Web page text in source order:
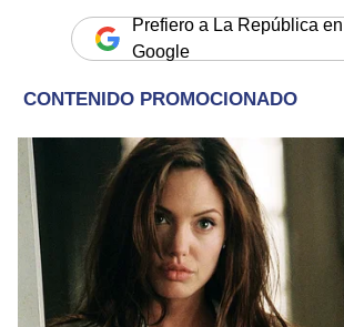
Prefiero a La República en
Google